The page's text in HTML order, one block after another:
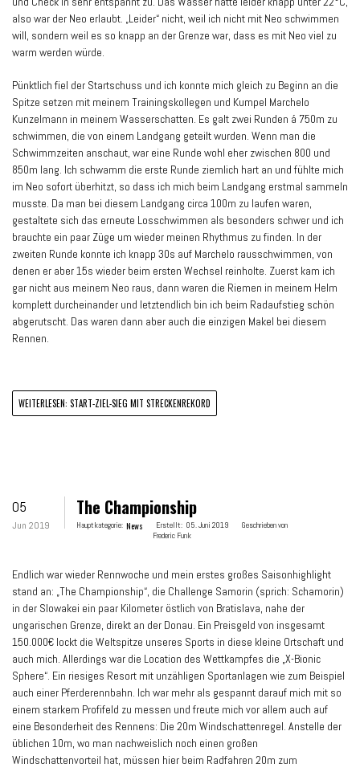
also war der Neo erlaubt. „Leider“ nicht, weil ich nicht mit Neo schwimmen
will, sondern weil es so knapp an der Grenze war, dass es mit Neo viel zu
warm werden würde.
Pünktlich fiel der Startschuss und ich konnte mich gleich zu Beginn an die
Spitze setzen mit meinem Trainingskollegen und Kumpel Marchelo
Kunzelmann in meinem Wasserschatten. Es galt zwei Runden á 750m zu
schwimmen, die von einem Landgang geteilt wurden. Wenn man die
Schwimmzeiten anschaut, war eine Runde wohl eher zwischen 800 und
850m lang. Ich schwamm die erste Runde ziemlich hart an und fühlte mich
im Neo sofort überhitzt, so dass ich mich beim Landgang erstmal sammeln
musste. Da man bei diesem Landgang circa 100m zu laufen waren,
gestaltete sich das erneute Losschwimmen als besonders schwer und ich
brauchte ein paar Züge um wieder meinen Rhythmus zu finden. In der
zweiten Runde konnte ich knapp 30s auf Marchelo rausschwimmen, von
denen er aber 15s wieder beim ersten Wechsel reinholte. Zuerst kam ich
gar nicht aus meinem Neo raus, dann waren die Riemen in meinem Helm
komplett durcheinander und letztendlich bin ich beim Radaufstieg schön
abgerutscht. Das waren dann aber auch die einzigen Makel bei diesem
Rennen.
WEITERLESEN: START-ZIEL-SIEG MIT STRECKENREKORD
05
Jun 2019
The Championship
Hauptkategorie: News Erstellt: 05. Juni 2019
Geschrieben von
Frederic Funk
Endlich war wieder Rennwoche und mein erstes großes Saisonhighlight
stand an: „The Championship“, die Challenge Samorin (sprich: Schamorin)
in der Slowakei ein paar Kilometer östlich von Bratislava, nahe der
ungarischen Grenze, direkt an der Donau. Ein Preisgeld von insgesamt
150.000€ lockt die Weltspitze unseres Sports in diese kleine Ortschaft und
auch mich. Allerdings war die Location des Wettkampfes die „X-Bionic
Sphere“. Ein riesiges Resort mit unzähligen Sportanlagen wie zum Beispiel
auch einer Pferderennbahn. Ich war mehr als gespannt darauf mich mit so
einem starkem Profifeld zu messen und freute mich vor allem auch auf
eine Besonderheit des Rennens: Die 20m Windschattenregel. Anstelle der
üblichen 10m, wo man nachweislich noch einen großen
Windschattenvorteil hat, müssen hier beim Radfahren 20m zum